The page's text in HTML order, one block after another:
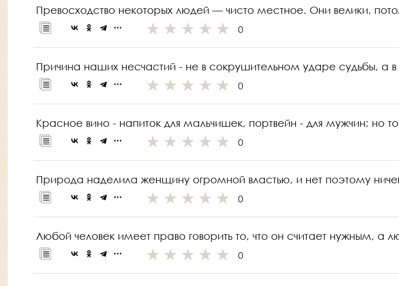
Превосходство некоторых людей — чисто местное. Они велики,
0
Причина наших несчастий - не в сокрушительном ударе судьбы, а
0
Красное вино - напиток для мальчишек, портвейн - для мужчин; но
0
Природа наделила женщину огромной властью, и нет поэтому
0
Любой человек имеет право говорить то, что он считает нужным, а
0